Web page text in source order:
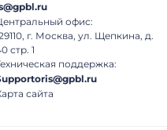
офис:
г. Москва, ул. Щепкина, д.
стр. 1
поддержка:
сайта